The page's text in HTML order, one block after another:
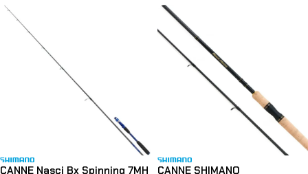
CANNE Nasci Bx Spinning 7MH
CANNE SHIMANO